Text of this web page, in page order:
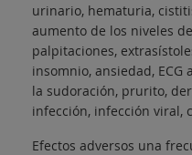
urinario, hematuria,
aumento de los niveles
palpitaciones,
insomnio, ansiedad, ECG
la sudoración, prurito,
infección, infección viral,
Efectos adversos una